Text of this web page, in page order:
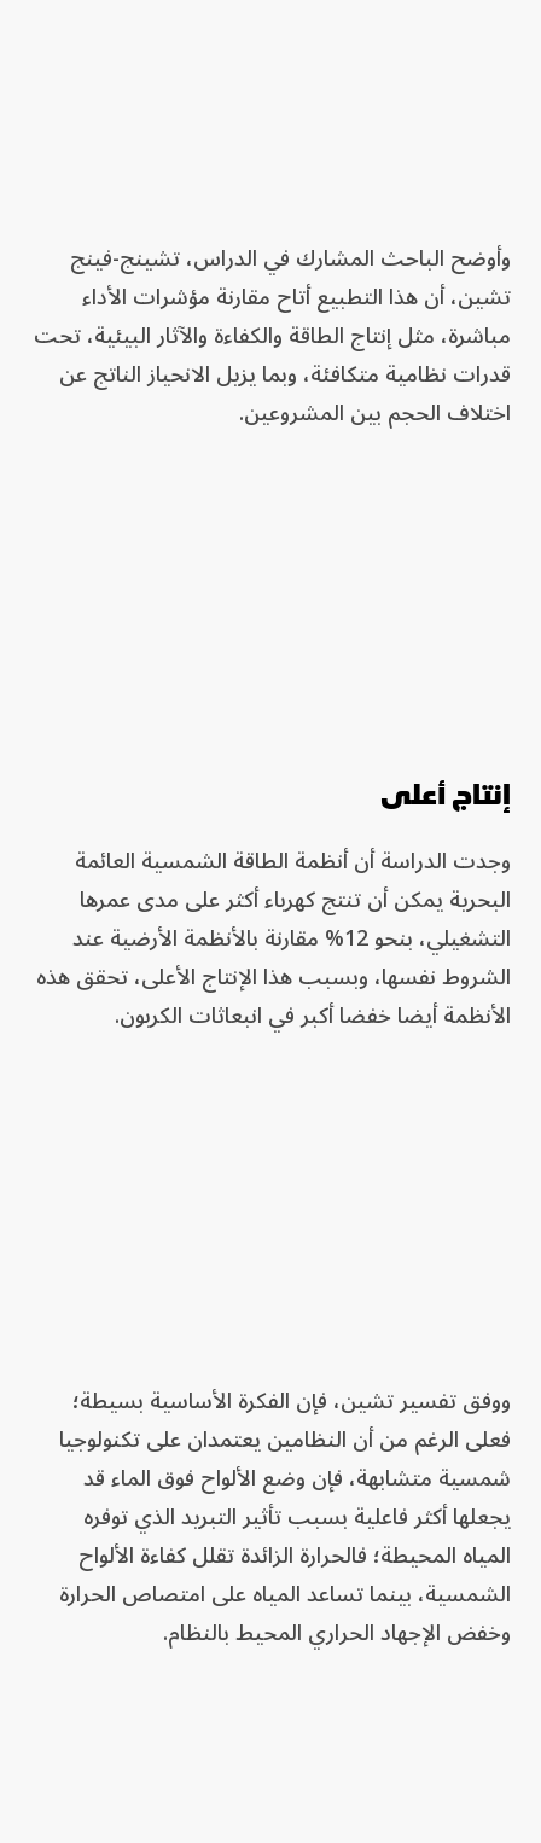
وأوضح الباحث المشارك في الدراس، تشينج-فينج
تشين، أن هذا التطبيع أتاح مقارنة مؤشرات الأداء
مباشرة، مثل إنتاج الطاقة والكفاءة والآثار البيئية، تحت
قدرات نظامية متكافئة، وبما يزيل الانحياز الناتج عن
اختلاف الحجم بين المشروعين.
إنتاج أعلى
وجدت الدراسة أن أنظمة الطاقة الشمسية العائمة
البحرية يمكن أن تنتج كهرباء أكثر على مدى عمرها
التشغيلي، بنحو 12% مقارنة بالأنظمة الأرضية عند
الشروط نفسها، وبسبب هذا الإنتاج الأعلى، تحقق هذه
الأنظمة أيضا خفضا أكبر في انبعاثات الكربون.
ووفق تفسير تشين، فإن الفكرة الأساسية بسيطة؛
فعلى الرغم من أن النظامين يعتمدان على تكنولوجيا
شمسية متشابهة، فإن وضع الألواح فوق الماء قد
يجعلها أكثر فاعلية بسبب تأثير التبريد الذي توفره
المياه المحيطة؛ فالحرارة الزائدة تقلل كفاءة الألواح
الشمسية، بينما تساعد المياه على امتصاص الحرارة
وخفض الإجهاد الحراري المحيط بالنظام.